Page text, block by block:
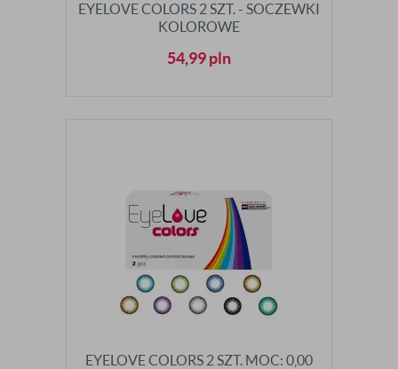
EYELOVE COLORS 2 SZT. - SOCZEWKI
KOLOROWE
54,99pln
EYELOVE COLORS 2 SZT. MOC: 0,00